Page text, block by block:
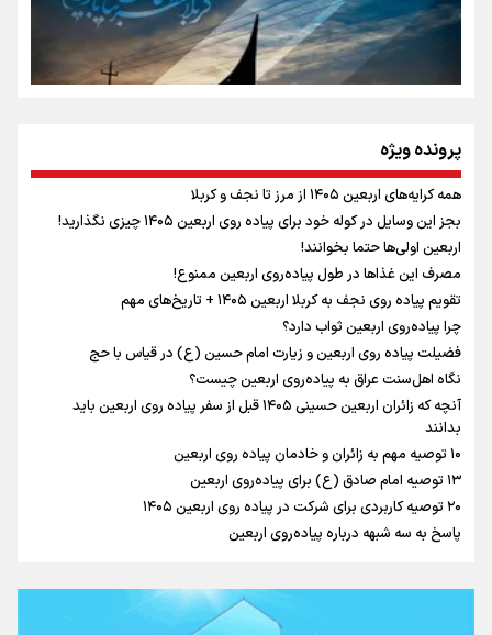
سه حسرتی که به دلم ماند
نگاه تمدنی رهبر شهید به فضای مجازی
رابطه کارگر و کارفرما در اندیشه رهبر شهید: از تضاد به
زوجیت
اینفو برنا / توصیه‌هایی طلایی برای پیاده روی اربعین
اینفو برنا / جدول کامل فاصله مرز شلمچه تا شهرهای زیارتی
عراق
پرونده ویژه
همه کرایه‌های اربعین ۱۴۰۵ از مرز تا نجف و کربلا
بجز این وسایل در کوله خود برای پیاده روی اربعین ۱۴۰۵ چیزی نگذارید!
اربعین اولی‌ها حتما بخوانند!
مصرف این غذاها در طول پیاده‌روی اربعین ممنوع!
تقویم پیاده روی نجف به کربلا اربعین ۱۴۰۵ + تاریخ‌های مهم
چرا پیاده‌روی اربعین ثواب دارد؟
فضیلت پیاده روی اربعین و زیارت امام حسین (ع) در قیاس با حج
نگاه اهل‌سنت عراق به پیاده‌روی اربعین چیست؟
آنچه که زائران اربعین حسینی ۱۴۰۵ قبل از سفر پیاده روی اربعین باید
بدانند
۱۰ توصیه مهم به زائران و خادمان پیاده روی اربعین
۱۳ توصیه امام صادق (ع) برای پیاده‌روی اربعین
۲۰ توصیه کاربردی برای شرکت در پیاده روی اربعین ۱۴۰۵
پاسخ به سه‌ شبهه درباره پیاده‌روی اربعین